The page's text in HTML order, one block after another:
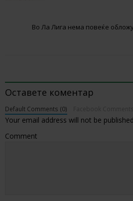
Во Ла Лига нема повеќе
Оставете коментар
Default Comments (0)
Your email address will not be
Comment